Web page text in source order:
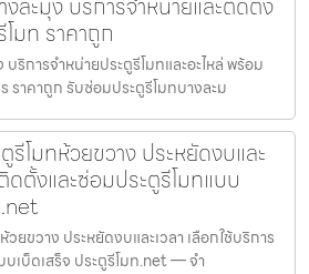
มท ราคาถูก
ริการจำหน่ายประตูรีโมทและอะไหล่ พร้อม
าคาถูก รับซ่อมประตูรีโมทบางละม
รีโมทห้วยขวาง ประหยัดงบและ
ดตั้งและซ่อมประตูรีโมทแบบ
ยขวาง ประหยัดงบและเวลา เลือกใช้บริการ
เบ็ดเสร็จ ประตูรีโมท.net — จำ